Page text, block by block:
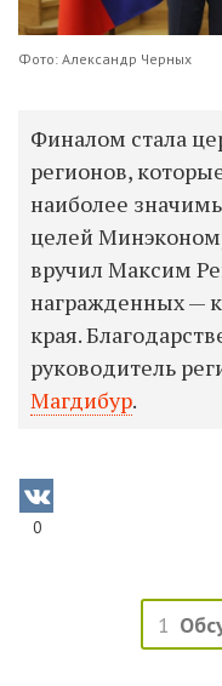
Фото: Александр Черных
Финалом стала
регионов,
наиболее
целей
вручил Максим
награжденных —
края.
руководитель
Магдибур.
0
1